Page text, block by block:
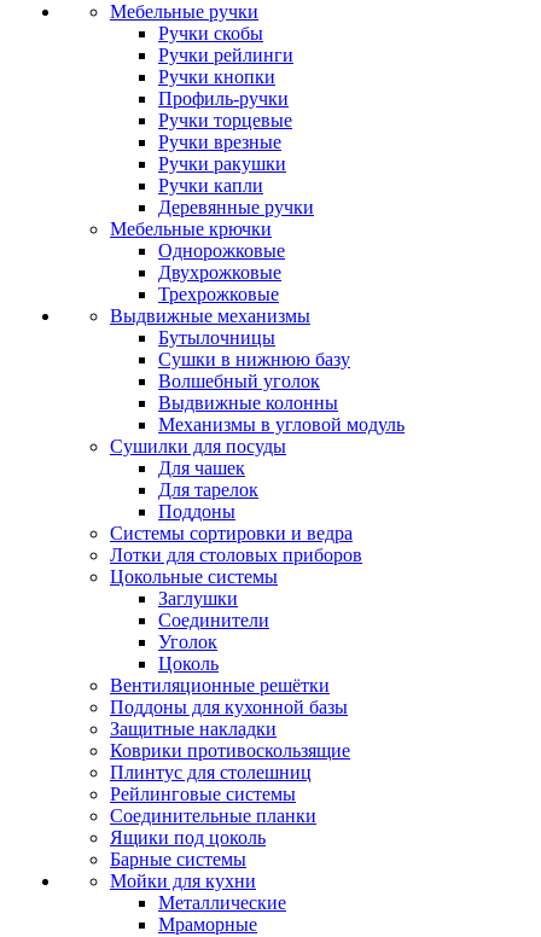
Мебельные ручки
Ручки скобы
Ручки рейлинги
Ручки кнопки
Профиль-ручки
Ручки торцевые
Ручки врезные
Ручки ракушки
Ручки капли
Деревянные ручки
Мебельные крючки
Однорожковые
Двухрожковые
Трехрожковые
Выдвижные механизмы
Бутылочницы
Сушки в нижнюю базу
Волшебный уголок
Выдвижные колонны
Механизмы в угловой модуль
Сушилки для посуды
Для чашек
Для тарелок
Поддоны
Системы сортировки и ведра
Лотки для столовых приборов
Цокольные системы
Заглушки
Соединители
Уголок
Цоколь
Вентиляционные решётки
Поддоны для кухонной базы
Защитные накладки
Коврики противоскользящие
Плинтус для столешниц
Рейлинговые системы
Соединительные планки
Ящики под цоколь
Барные системы
Мойки для кухни
Металлические
Мраморные